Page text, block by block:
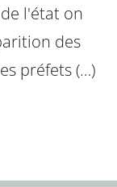
l'état on
des
préfets (…)